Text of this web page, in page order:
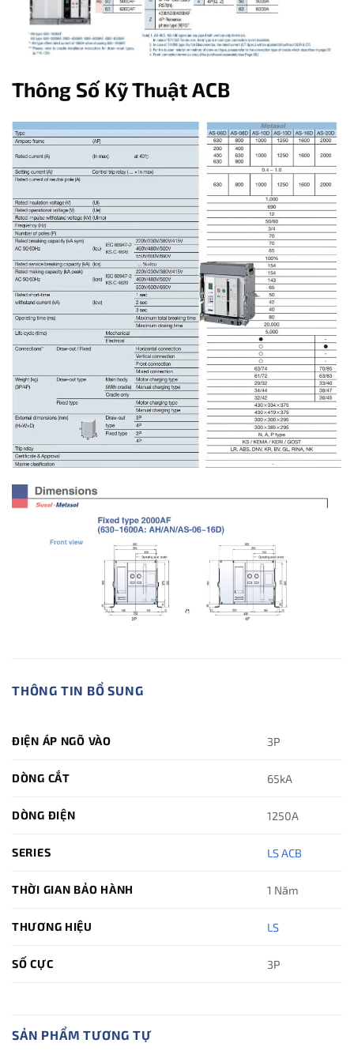
Thông Số Kỹ Thuật ACB
THÔNG TIN BỔ SUNG
ĐIỆN ÁP NGÕ VÀO 3P
DÒNG CẮT 65kA
DÒNG ĐIỆN 1250A
SERIES LS ACB
THỜI GIAN BẢO HÀNH 1 Năm
THƯƠNG HIỆU LS
SỐ CỰC 3P
SẢN PHẨM TƯƠNG TỰ